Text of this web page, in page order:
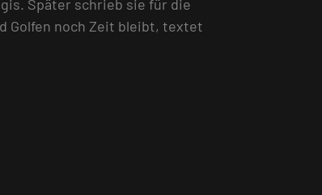
Später schrieb sie für die
Golfen noch Zeit bleibt, textet